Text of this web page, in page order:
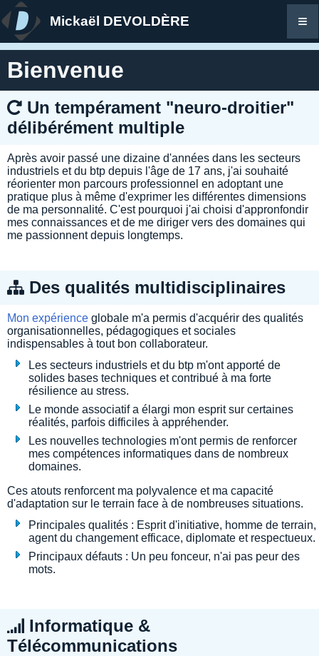
Mickaël DEVOLDÈRE ≡
Bienvenue
Un tempérament "neuro-droitier"
délibérément multiple
Après avoir passé une dizaine d'années dans les secteurs
industriels et du btp depuis l'âge de 17 ans, j'ai souhaité
réorienter mon parcours professionnel en adoptant une
pratique plus à même d'exprimer les différentes dimensions
de ma personnalité. C'est pourquoi j'ai choisi d'appronfondir
mes connaissances et de me diriger vers des domaines qui
me passionnent depuis longtemps.
Des qualités multidisciplinaires
Mon expérience globale m'a permis d'acquérir des qualités
organisationnelles, pédagogiques et sociales
indispensables à tout bon collaborateur.
Les secteurs industriels et du btp m'ont apporté de
solides bases techniques et contribué à ma forte
résilience au stress.
Le monde associatif a élargi mon esprit sur certaines
réalités, parfois difficiles à appréhender.
Les nouvelles technologies m'ont permis de renforcer
mes compétences informatiques dans de nombreux
domaines.
Ces atouts renforcent ma polyvalence et ma capacité
d'adaptation sur le terrain face à de nombreuses situations.
Principales qualités : Esprit d'initiative, homme de terrain,
agent du changement efficace, diplomate et respectueux.
Principaux défauts : Un peu fonceur, n'ai pas peur des
mots.
Informatique &
Télécommunications